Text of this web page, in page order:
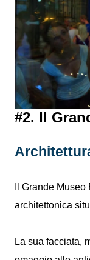
#2. Il
Il Grande
architettonica
La sua facciata,